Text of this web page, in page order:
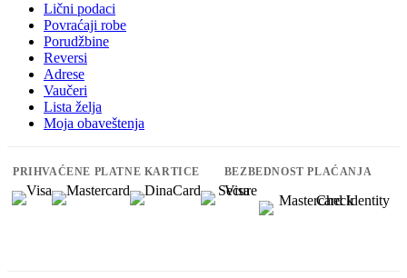
Lični podaci
Povraćaji robe
Porudžbine
Reversi
Adrese
Vaučeri
Lista želja
Moja obaveštenja
PRIHVAĆENE PLATNE KARTICE BEZBEDNOST PLAĆANJA